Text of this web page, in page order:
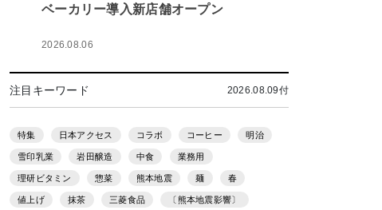
ベーカリー導入新店舗オープン
2026.08.06
注目キーワード 2026.08.09付
特集 日本アクセス コラボ コーヒー 明治
雪印乳業 岩田醸造 中食 業務用
理研ビタミン 惣菜 熊本地震 麺 春
値上げ 抹茶 三菱食品 〔熊本地震影響〕